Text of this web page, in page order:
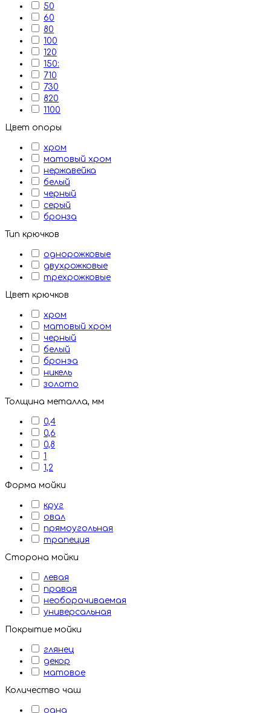
50
60
80
100
120
150:
710
730
820
1100
Цвет опоры
хром
матовый хром
нержавейка
белый
черный
серый
бронза
Тип крючков
однорожковые
двухрожковые
трехрожковые
Цвет крючков
хром
матовый хром
черный
белый
бронэа
никель
золото
Толщина металла, мм
0,4
0,6
0,8
1
1,2
Форма мойки
круг
овал
прямоугольная
трапеция
Сторона мойки
левая
правая
необорачиваемая
универсальная
Покрытие мойки
глянец
декор
матовое
Количество чаш
одна